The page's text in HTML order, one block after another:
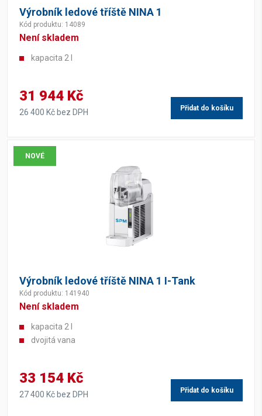
Výrobník ledové tříště NINA 1
Kód produktu: 14089
Není skladem
kapacita 2 l
31 944 Kč
26 400 Kč bez DPH Přidat do košíku
NOVÉ
Výrobník ledové tříště NINA 1 I-Tank
Kód produktu: 141940
Není skladem
kapacita 2 l
dvojitá vana
33 154 Kč
27 400 Kč bez DPH Přidat do košíku